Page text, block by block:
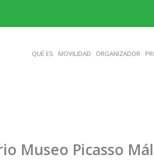
QUÉ ES MOVILIDAD ORGANIZADOR
Museo Picasso